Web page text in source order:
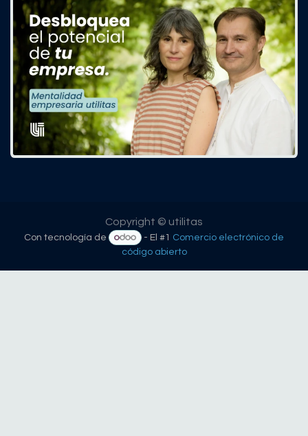
Copyright © utilitas
Con tecnología de - El #1 Comercio electrónico de
código abierto